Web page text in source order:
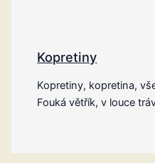
Kopretiny
Kopretiny, kopretina,
Fouká větřík, v louce